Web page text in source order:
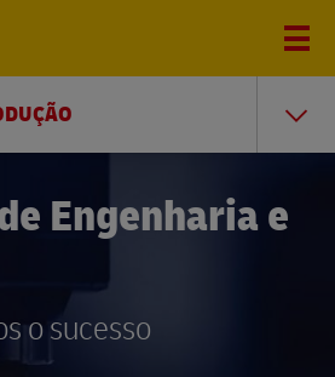
Engenharia e
o sucesso